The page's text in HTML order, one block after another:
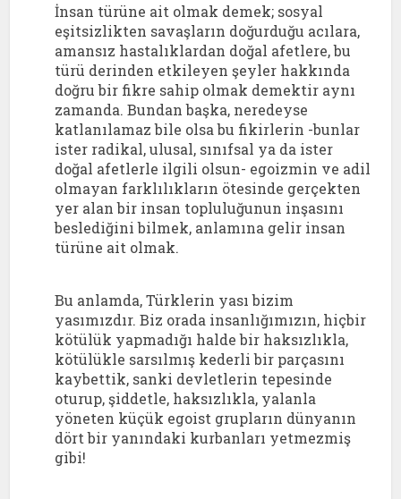
İnsan türüne ait olmak demek; sosyal
eşitsizlikten savaşların doğurduğu acılara,
amansız hastalıklardan doğal afetlere, bu
türü derinden etkileyen şeyler hakkında
doğru bir fikre sahip olmak demektir aynı
zamanda. Bundan başka, neredeyse
katlanılamaz bile olsa bu fikirlerin -bunlar
ister radikal, ulusal, sınıfsal ya da ister
doğal afetlerle ilgili olsun- egoizmin ve adil
olmayan farklılıkların ötesinde gerçekten
yer alan bir insan topluluğunun inşasını
beslediğini bilmek, anlamına gelir insan
türüne ait olmak.
Bu anlamda, Türklerin yası bizim
yasımızdır. Biz orada insanlığımızın, hiçbir
kötülük yapmadığı halde bir haksızlıkla,
kötülükle sarsılmış kederli bir parçasını
kaybettik, sanki devletlerin tepesinde
oturup, şiddetle, haksızlıkla, yalanla
yöneten küçük egoist grupların dünyanın
dört bir yanındaki kurbanları yetmezmiş
gibi!